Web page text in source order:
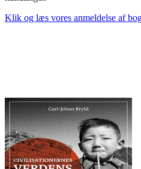
Klik og læs vores anmeldelse af